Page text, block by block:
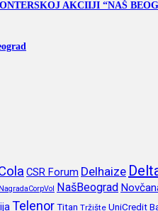
AKCIIJI “NAŠ
CSR Forum Delhaize
NagradaCorpVol NašBeograd
TelenorTitan Tržište UniCredit